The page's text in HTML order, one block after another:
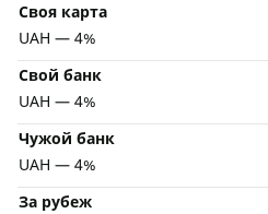
Своя карта
UAH — 4%
Свой банк
UAH — 4%
Чужой банк
UAH — 4%
За рубеж